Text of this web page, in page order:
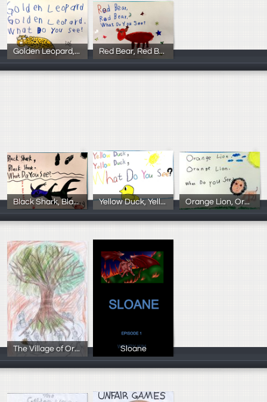
Golden Leopard, Golden Leopard, What Do You See?
102學年度3年6
Red Bear, Red Bear, What Do You See?
102學年度3年5
Black Shark, Black Shark, What Do You See? Yellow Duck, Yellow Duck, What Do You See? Orange Lion, Orange Lion, What Do You See?
The Village of Orion
Juhi
Sloane
金秀妍 Wendy K